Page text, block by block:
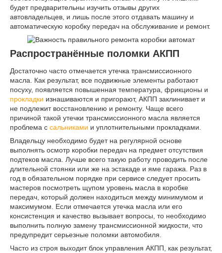
будет предварительны изучить отзывы других
автовладельцев, и лишь после этого отдавать машину и
автоматическую коробку передач на обслуживание и ремонт.
Распространённые поломки АКПП
Достаточно часто отмечается утечка трансмиссионного
масла. Как результат, все подвижные элементы работают
посуху, появляется повышенная температура, фрикционы и
прокладки изнашиваются и пригорают, АКПП заклинивает и
не подлежит восстановлению и ремонту. Чаще всего
причиной такой утечки трансмиссионного масла является
проблема с сальниками и уплотнительными прокладками.
Владельцу необходимо будет на регулярной основе
выполнять осмотр коробки передач на предмет отсутствия
подтеков масла. Лучше всего такую работу проводить после
длительной стоянки или же на эстакаде и яме гаража. Раз в
год в обязательном порядке при сервисе следует просить
мастеров посмотреть щупом уровень масла в коробке
передач, который должен находиться между минимумом и
максимумом. Если отмечается утечка масла или его
консистенция и качество вызывает вопросы, то необходимо
выполнить полную замену трансмиссионной жидкости, что
предупредит серьезные поломки автомобиля.
Часто из строя выходит блок управления АКПП, как результат,